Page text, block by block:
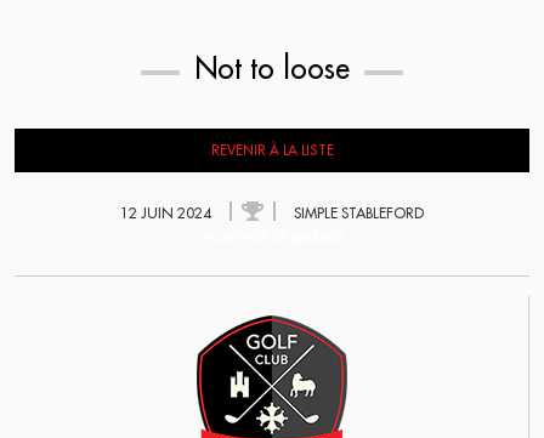
Not to loose
REVENIR À LA LISTE
12 JUIN 2024 SIMPLE STABLEFORD